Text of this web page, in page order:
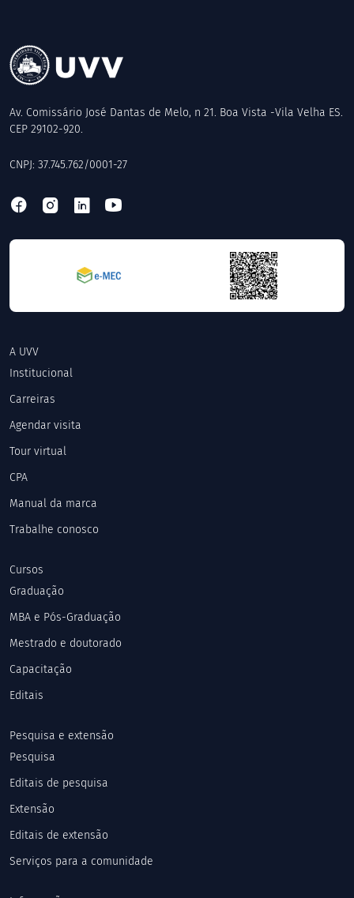
Av. Comissário José Dantas de Melo, n 21. Boa Vista -Vila Velha ES.
CEP 29102-920.
CNPJ: 37.745.762/0001-27
A UVV
Institucional
Carreiras
Agendar visita
Tour virtual
CPA
Manual da marca
Trabalhe conosco
Cursos
Graduação
MBA e Pós-Graduação
Mestrado e doutorado
Capacitação
Editais
Pesquisa e extensão
Pesquisa
Editais de pesquisa
Extensão
Editais de extensão
Serviços para a comunidade